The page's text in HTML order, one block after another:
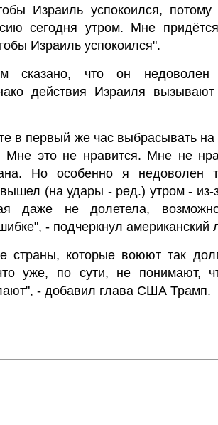
Израиль успокоился, потому
сегодня утром. Мне
Израиль успокоился".
сказано, что он недоволен
действия Израиля
в первый же час выбрасывать на
Мне это не нравится. Мне не
Но особенно я недоволен
(на удары - ред.) утром - из-
даже не долетела,
- подчеркнул американский
страны, которые воюют так
уже, по сути, не понимают,
- добавил глава США Трамп.